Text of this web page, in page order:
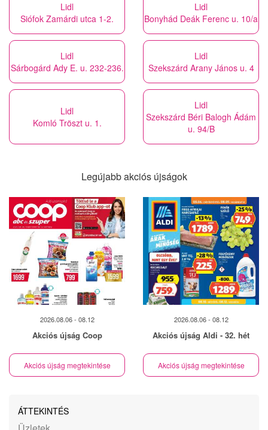
Lidl
Siófok Zamárdi utca 1-2.
Lidl
Bonyhád Deák Ferenc u. 10/a
Lidl
Sárbogárd Ady E. u. 232-236.
Lidl
Szekszárd Arany János u. 4
Lidl
Komló Tröszt u. 1.
Lidl
Szekszárd Béri Balogh Ádám
u. 94/B
Legújabb akciós újságok
2026.08.06 - 08.12
Akciós újság Coop
Akciós újság megtekintése
2026.08.06 - 08.12
Akciós újság Aldi - 32. hét
Akciós újság megtekintése
ÁTTEKINTÉS